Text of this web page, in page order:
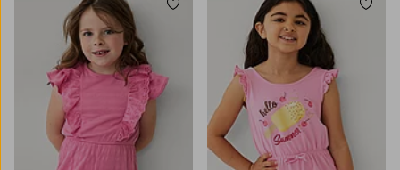
Tilføj til favoritter
98/104110/116122/128134/140 98/104 110/116122/128